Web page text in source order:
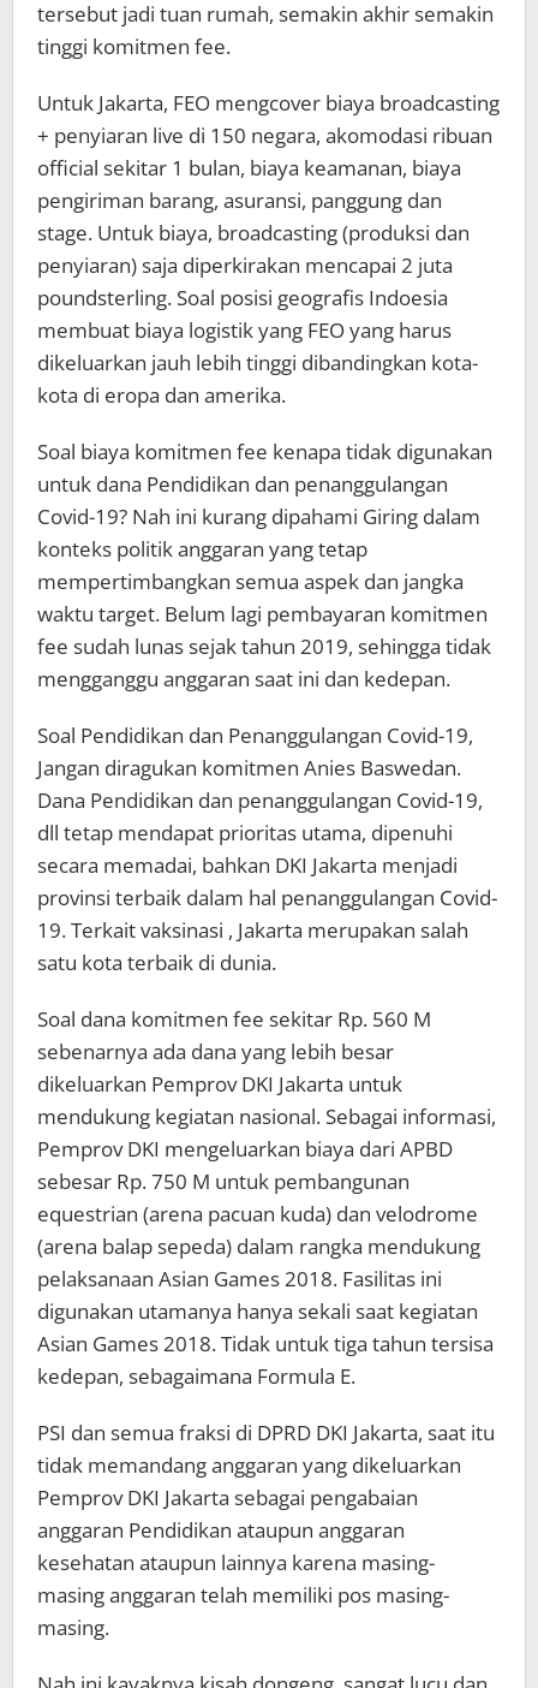
tersebut jadi tuan rumah, semakin akhir semakin
tinggi komitmen fee.
Untuk Jakarta, FEO mengcover biaya broadcasting
+ penyiaran live di 150 negara, akomodasi ribuan
official sekitar 1 bulan, biaya keamanan, biaya
pengiriman barang, asuransi, panggung dan
stage. Untuk biaya, broadcasting (produksi dan
penyiaran) saja diperkirakan mencapai 2 juta
poundsterling. Soal posisi geografis Indoesia
membuat biaya logistik yang FEO yang harus
dikeluarkan jauh lebih tinggi dibandingkan kota-
kota di eropa dan amerika.
Soal biaya komitmen fee kenapa tidak digunakan
untuk dana Pendidikan dan penanggulangan
Covid-19? Nah ini kurang dipahami Giring dalam
konteks politik anggaran yang tetap
mempertimbangkan semua aspek dan jangka
waktu target. Belum lagi pembayaran komitmen
fee sudah lunas sejak tahun 2019, sehingga tidak
mengganggu anggaran saat ini dan kedepan.
Soal Pendidikan dan Penanggulangan Covid-19,
Jangan diragukan komitmen Anies Baswedan.
Dana Pendidikan dan penanggulangan Covid-19,
dll tetap mendapat prioritas utama, dipenuhi
secara memadai, bahkan DKI Jakarta menjadi
provinsi terbaik dalam hal penanggulangan Covid-
19. Terkait vaksinasi , Jakarta merupakan salah
satu kota terbaik di dunia.
Soal dana komitmen fee sekitar Rp. 560 M
sebenarnya ada dana yang lebih besar
dikeluarkan Pemprov DKI Jakarta untuk
mendukung kegiatan nasional. Sebagai informasi,
Pemprov DKI mengeluarkan biaya dari APBD
sebesar Rp. 750 M untuk pembangunan
equestrian (arena pacuan kuda) dan velodrome
(arena balap sepeda) dalam rangka mendukung
pelaksanaan Asian Games 2018. Fasilitas ini
digunakan utamanya hanya sekali saat kegiatan
Asian Games 2018. Tidak untuk tiga tahun tersisa
kedepan, sebagaimana Formula E.
PSI dan semua fraksi di DPRD DKI Jakarta, saat itu
tidak memandang anggaran yang dikeluarkan
Pemprov DKI Jakarta sebagai pengabaian
anggaran Pendidikan ataupun anggaran
kesehatan ataupun lainnya karena masing-
masing anggaran telah memiliki pos masing-
masing.